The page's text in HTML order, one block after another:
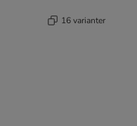
16 varianter